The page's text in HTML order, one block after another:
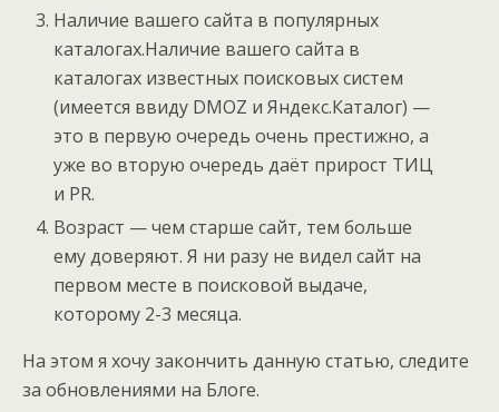
Наличие вашего сайта в популярных
каталогах.Наличие вашего сайта в
каталогах известных поисковых систем
(имеется ввиду DMOZ и Яндекс.Каталог) —
это в первую очередь очень престижно, а
уже во вторую очередь даёт прирост ТИЦ
и PR.
Возраст — чем старше сайт, тем больше
ему доверяют. Я ни разу не видел сайт на
первом месте в поисковой выдаче,
которому 2-3 месяца.
На этом я хочу закончить данную статью, следите
за обновлениями на Блоге.